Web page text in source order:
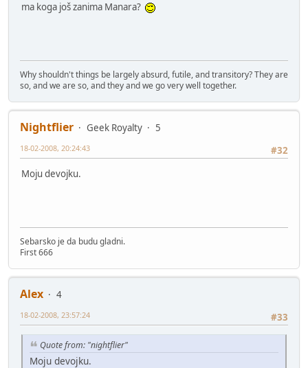
ma koga još zanima Manara?
Why shouldn't things be largely absurd, futile, and transitory? They are
so, and we are so, and they and we go very well together.
Nightflier Geek Royalty
5
#32
18-02-2008, 20:24:43
Moju devojku.
Sebarsko je da budu gladni.
First 666
Alex
4
#33
18-02-2008, 23:57:24
Quote from: "nightflier"
Moju devojku.